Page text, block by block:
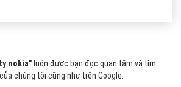
nokia" luôn được bạn đọc quan tâm và tìm
chúng tôi cũng như trên Google.